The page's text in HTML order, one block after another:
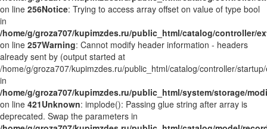
on line 256Notice: Trying to access array offset on value of type bool
in
/home/g/groza707/kupimzdes.ru/public_html/catalog/controller/
on line 257Warning: Cannot modify header information - headers
already sent by (output started at
/home/g/groza707/kupimzdes.ru/public_html/catalog/controller/
in
/home/g/groza707/kupimzdes.ru/public_html/system/storage/
on line 421Unknown: implode(): Passing glue string after array is
deprecated. Swap the parameters in